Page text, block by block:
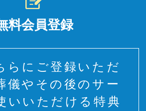
料会員登録
らにご登録いただ
儀やその後のサー
いいただける特典